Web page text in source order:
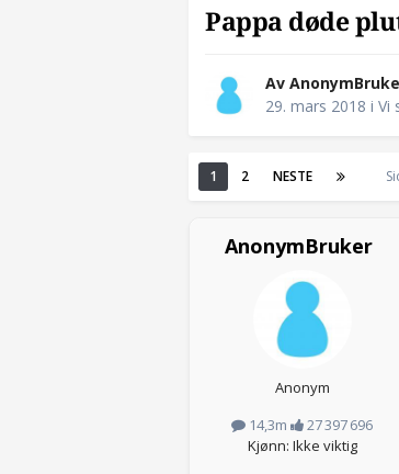
Pappa døde
Av
29. mars 2018 i Vi
1 2 NESTE
AnonymBruker
Anonym
14,3m
27 397 696
Kjønn: Ikke viktig